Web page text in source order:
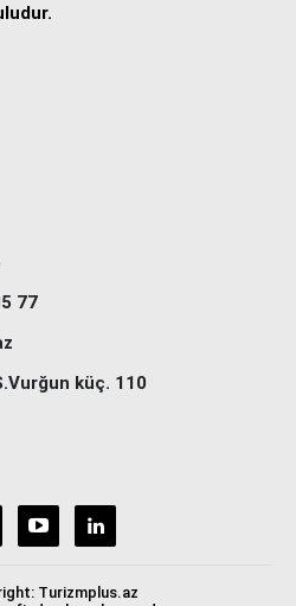
77
küç. 110
Turizmplus.az